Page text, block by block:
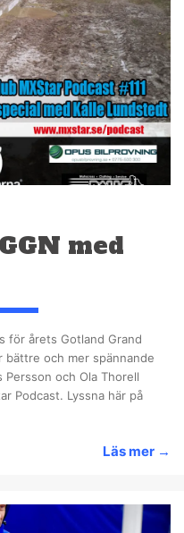
med
för årets Gotland Grand
bättre och mer spännande
Persson och Ola Thorell
Podcast. Lyssna här på
Läs mer →